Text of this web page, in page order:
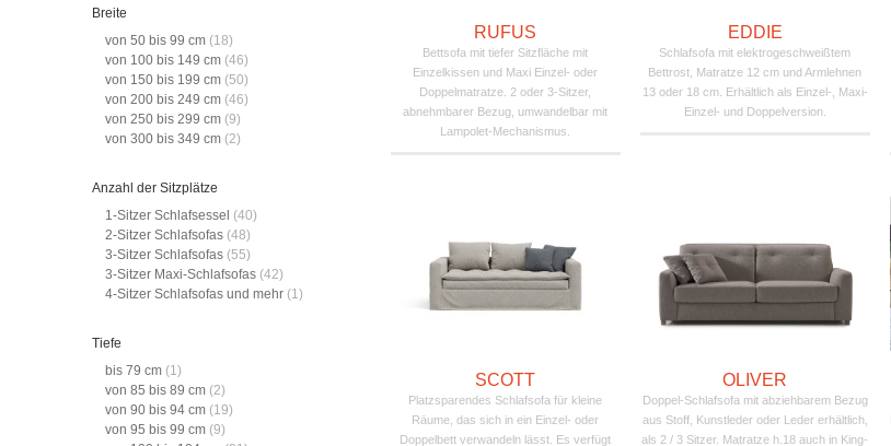
RUFUS
Bettsofa mit tiefer Sitzfläche mit
Einzelkissen und Maxi Einzel- oder
Doppelmatratze. 2 oder 3-Sitzer,
abnehmbarer Bezug, umwandelbar mit
Lampolet-Mechanismus.
EDDIE
Schlafsofa mit elektrogeschweißtem
Bettrost, Matratze 12 cm und Armlehnen
13 oder 18 cm. Erhältlich als Einzel-, Maxi-
Einzel- und Doppelversion.
SCOTT
Platzsparendes Schlafsofa für kleine
Räume, das sich in ein Einzel- oder
Doppelbett verwandeln lässt. Es verfügt
OLIVER
Doppel-Schlafsofa mit abziehbarem Bezug
aus Stoff, Kunstleder oder Leder erhältlich,
als 2 / 3 Sitzer. Matratze h.18 auch in King-
Breite
von 50 bis 99 cm (18)
von 100 bis 149 cm (46)
von 150 bis 199 cm (50)
von 200 bis 249 cm (46)
von 250 bis 299 cm (9)
von 300 bis 349 cm (2)
Anzahl der Sitzplätze
1-Sitzer Schlafsessel (40)
2-Sitzer Schlafsofas (48)
3-Sitzer Schlafsofas (55)
3-Sitzer Maxi-Schlafsofas (42)
4-Sitzer Schlafsofas und mehr (1)
Tiefe
bis 79 cm (1)
von 85 bis 89 cm (2)
von 90 bis 94 cm (19)
von 95 bis 99 cm (9)